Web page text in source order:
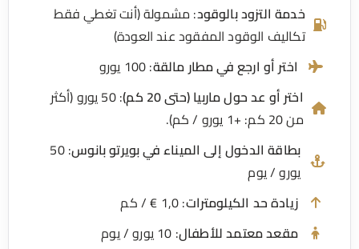
خدمة التزود بالوقود: مشمولة (أنت تغطي فقط
تكاليف الوقود المفقود عند العودة)
اختر أو ارجع في مطار مالقة: 100 يورو
اختر أو عد حول ماربيا (حتى 20 كم)
: 50 يورو (أكثر
بطاقة الدخول إلى الميناء في بويرتو بانوس : 50
يورو / يوم
زيادة حد الكيلومترات: 1,0 € / كم
مقعد معتمد للأطفال: 10 يورو / يوم